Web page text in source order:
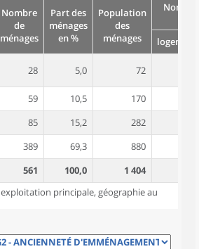
Nombre
de
ménages
Part des
ménages
en %
Population
des
ménages
logement
28 5,0 72
59 10,5 170
85 15,2 282
389 69,3 880
561 100,0 1 404
exploitation principale, géographie au